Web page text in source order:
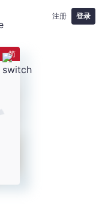
注册 登录
简